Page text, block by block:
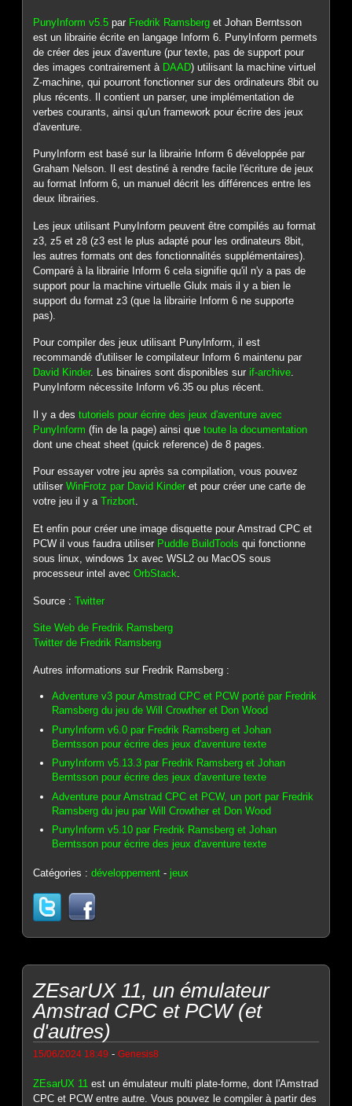
PunyInform v5.5 par Fredrik Ramsberg et Johan Berntsson
est un librairie écrite en langage Inform 6. PunyInform permets
de créer des jeux d'aventure (pur texte, pas de support pour
des images contrairement à DAAD) utilisant la machine virtuel
Z-machine, qui pourront fonctionner sur des ordinateurs 8bit ou
plus récents. Il contient un parser, une implémentation de
verbes courants, ainsi qu'un framework pour écrire des jeux
d'aventure.
PunyInform est basé sur la librairie Inform 6 développée par
Graham Nelson. Il est destiné à rendre facile l'écriture de jeux
au format Inform 6, un manuel décrit les différences entre les
deux librairies.
Les jeux utilisant PunyInform peuvent être compilés au format
z3, z5 et z8 (z3 est le plus adapté pour les ordinateurs 8bit,
les autres formats ont des fonctionnalités supplémentaires).
Comparé à la librairie Inform 6 cela signifie qu'il n'y a pas de
support pour la machine virtuelle Glulx mais il y a bien le
support du format z3 (que la librairie Inform 6 ne supporte
pas).
Pour compiler des jeux utilisant PunyInform, il est
recommandé d'utiliser le compilateur Inform 6 maintenu par
David Kinder. Les binaires sont disponibles surif-archive.
PunyInform nécessite Inform v6.35 ou plus récent.
Il y a destutoriels pour écrire des jeux d'aventure avec
PunyInform (fin de la page) ainsi quetoute la documentation
dont une cheat sheet (quick reference) de 8 pages.
Pour essayer votre jeu après sa compilation, vous pouvez
utiliserWinFrotz par David Kinder et pour créer une carte de
votre jeu il y aTrizbort.
Et enfin pour créer une image disquette pour Amstrad CPC et
PCW il vous faudra utiliser Puddle BuildTools qui fonctionne
sous linux, windows 1x avec WSL2 ou MacOS sous
processeur intel avecOrbStack.
Source :Twitter
Site Web de Fredrik Ramsberg
Twitter de Fredrik Ramsberg
Autres informations sur Fredrik Ramsberg :
Adventure v3 pour Amstrad CPC et PCW porté par Fredrik
Ramsberg du jeu de Will Crowther et Don Wood
PunyInform v6.0 par Fredrik Ramsberg et Johan
Berntsson pour écrire des jeux d'aventure texte
PunyInform v5.13.3 par Fredrik Ramsberg et Johan
Berntsson pour écrire des jeux d'aventure texte
Adventure pour Amstrad CPC et PCW, un port par Fredrik
Ramsberg du jeu par Will Crowther et Don Wood
PunyInform v5.10 par Fredrik Ramsberg et Johan
Berntsson pour écrire des jeux d'aventure texte
Catégories :développement -jeux
ZEsarUX 11, un émulateur
Amstrad CPC et PCW (et
d'autres)
15/06/2024 18:49 -Genesis8
ZEsarUX 11 est un émulateur multi plate-forme, dont l'Amstrad
CPC et PCW entre autre. Vous pouvez le compiler à partir des